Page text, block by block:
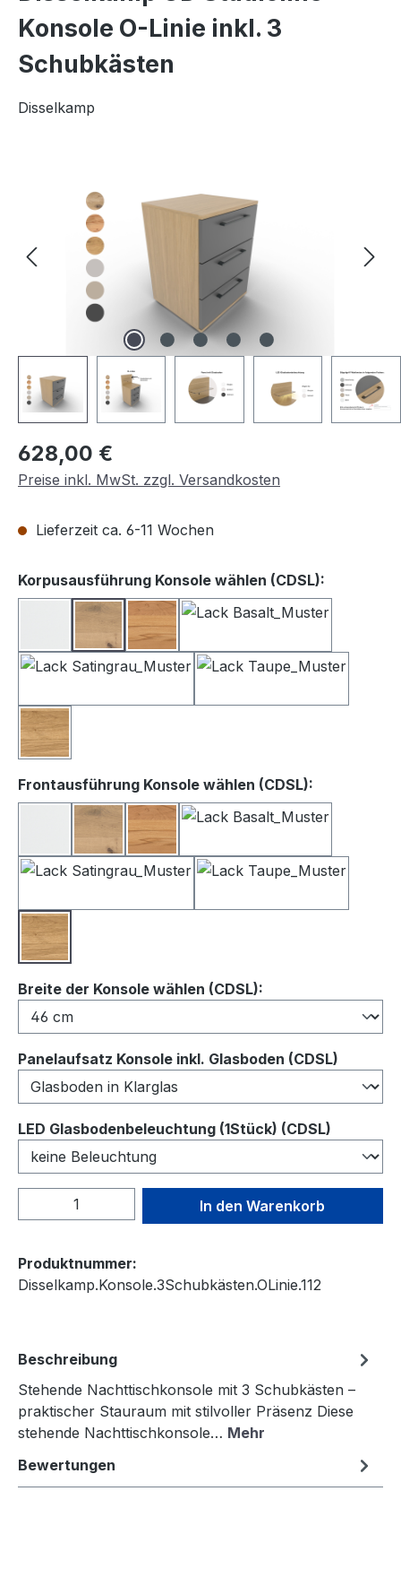
Konsole O-Linie inkl. 3
Schubkästen
Disselkamp
Regulärer Preis:
628,00 €
Preise inkl. MwSt. zzgl. Versandkosten
Lieferzeit ca. 6-11 Wochen
Korpusausführung Konsole wählen (CDSL):
BalkeneicheKernbuche
Wildeiche
Frontausführung Konsole wählen (CDSL):
BalkeneicheKernbuche
Wildeiche
Breite der Konsole wählen (CDSL):
Panelaufsatz Konsole inkl. Glasboden (CDSL)
LED Glasbodenbeleuchtung (1Stück) (CDSL)
Produkt Anzahl: Gib denIn den Warenkorb
Produktnummer:
Disselkamp.Konsole.3Schubkästen.OLinie.112
Beschreibung
Stehende Nachttischkonsole mit 3 Schubkästen –
praktischer Stauraum mit stilvoller Präsenz Diese
stehende Nachttischkonsole… Mehr
Bewertungen